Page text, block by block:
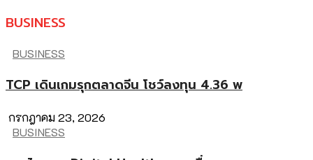
BUSINESS
BUSINESS
TCP เดินเกมรุกตลาดจีน โชว์ลงทุน 4.36 พ
กรกฎาคม 23, 2026
BUSINESS